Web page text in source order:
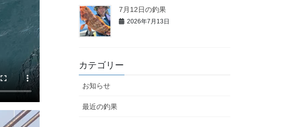
7月12日の釣果
2026年7月13日
カテゴリー
お知らせ
最近の釣果